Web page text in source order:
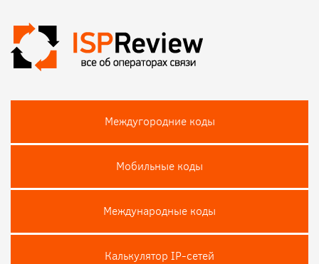
Междугородние коды
Мобильные коды
Международные коды
Калькулятор IP-сетей